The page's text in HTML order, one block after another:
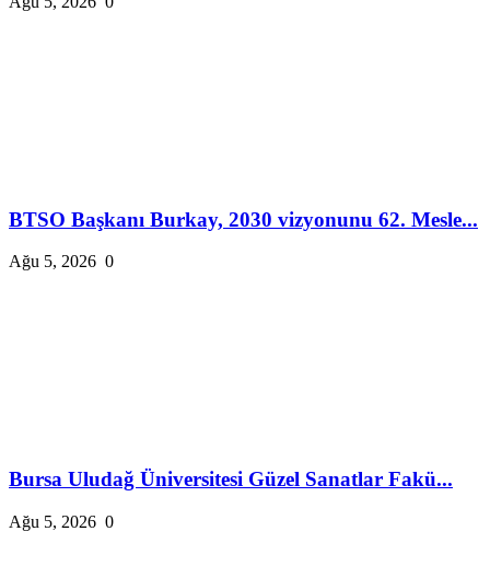
BTSO Başkanı Burkay, 2030 vizyonunu 62. Mesle...
Ağu 5, 2026 0
Bursa Uludağ Üniversitesi Güzel Sanatlar Fakü...
Ağu 5, 2026 0